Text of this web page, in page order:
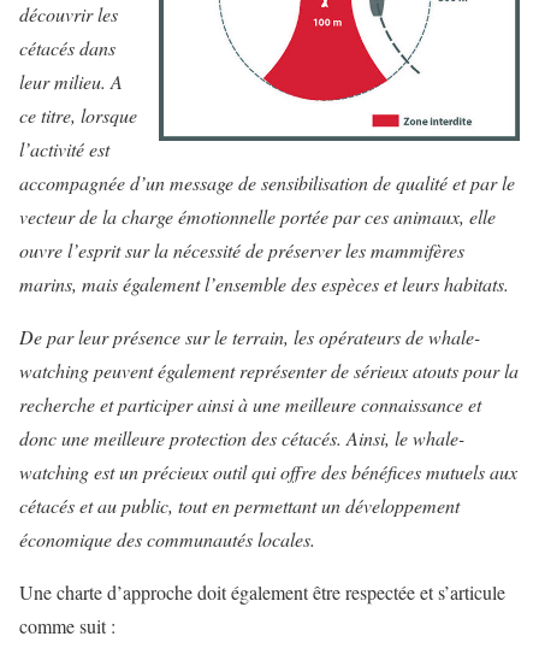
découvrir les
cétacés dans
leur milieu. A
ce titre, lorsque
l’activité est
accompagnée d’un message de sensibilisation de qualité et par le
vecteur de la charge émotionnelle portée par ces animaux, elle
ouvre l’esprit sur la nécessité de préserver les mammifères
marins, mais également l’ensemble des espèces et leurs habitats.
De par leur présence sur le terrain, les opérateurs de whale-
watching peuvent également représenter de sérieux atouts pour la
recherche et participer ainsi à une meilleure connaissance et
donc une meilleure protection des cétacés. Ainsi, le whale-
watching est un précieux outil qui offre des bénéfices mutuels aux
cétacés et au public, tout en permettant un développement
économique des communautés locales.
Une charte d’approche doit également être respectée et s’articule
comme suit :